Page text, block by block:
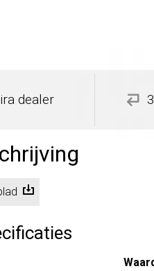
dealer